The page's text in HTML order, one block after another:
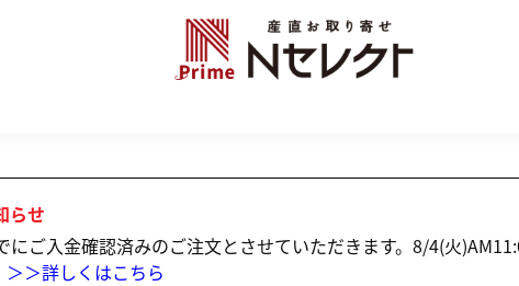
らせ
ご入金確認済みのご注文とさせていただきます。8/4(火
＞＞詳しくはこちら